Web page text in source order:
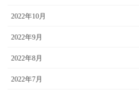
2022年10月
2022年9月
2022年8月
2022年7月